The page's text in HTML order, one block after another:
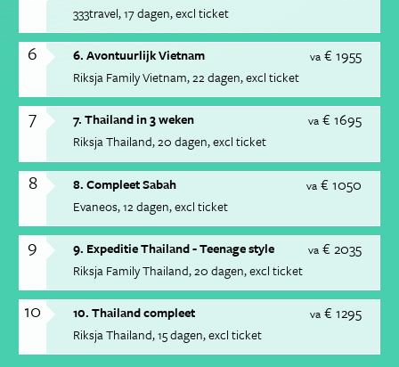
333travel 17 dagen excl ticket
6 va € 1955
6. Avontuurlijk Vietnam
Riksja Family Vietnam 22 dagen excl ticket
7 va € 1695
7. Thailand in 3 weken
Riksja Thailand 20 dagen excl ticket
8 va € 1050
8. Compleet Sabah
Evaneos 12 dagen excl ticket
9 va € 2035
9. Expeditie Thailand - Teenage style
Riksja Family Thailand 20 dagen excl ticket
10 va € 1295
10. Thailand compleet
Riksja Thailand 15 dagen excl ticket